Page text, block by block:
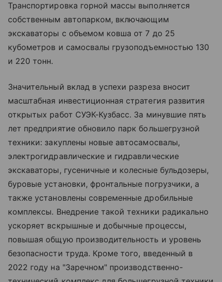
Транспортировка горной массы выполняется
собственным автопарком, включающим
экскаваторы с объемом ковша от 7 до 25
кубометров и самосвалы грузоподъемностью 130
и 220 тонн.
Значительный вклад в успехи разреза вносит
масштабная инвестиционная стратегия развития
открытых работ СУЭК-Кузбасс. За минувшие пять
лет предприятие обновило парк большегрузной
техники: закуплены новые автосамосвалы,
электрогидравлические и гидравлические
экскаваторы, гусеничные и колесные бульдозеры,
буровые установки, фронтальные погрузчики, а
также установлены современные дробильные
комплексы. Внедрение такой техники радикально
ускоряет вскрышные и добычные процессы,
повышая общую производительность и уровень
безопасности труда. Кроме того, введенный в
2022 году на "Заречном" производственно-